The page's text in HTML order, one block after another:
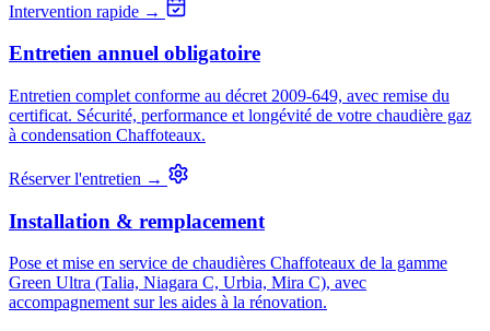
Intervention rapide →
Entretien annuel obligatoire
Entretien complet conforme au décret 2009-649, avec remise du
certificat. Sécurité, performance et longévité de votre chaudière gaz
à condensation Chaffoteaux.
Réserver l'entretien →
Installation & remplacement
Pose et mise en service de chaudières Chaffoteaux de la gamme
Green Ultra (Talia, Niagara C, Urbia, Mira C), avec
accompagnement sur les aides à la rénovation.